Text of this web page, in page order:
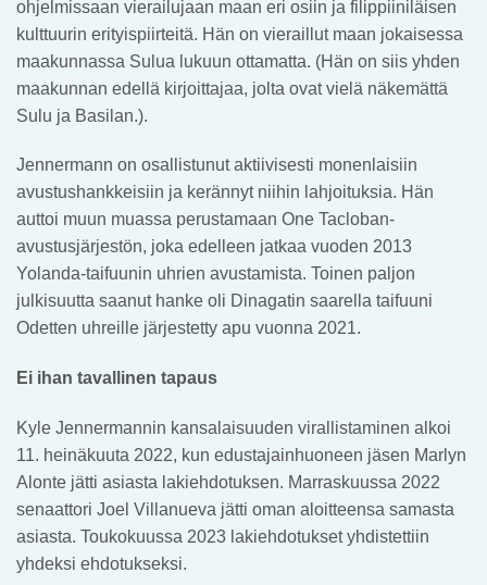
ohjelmissaan vierailujaan maan eri osiin ja filippiiniläisen
kulttuurin erityispiirteitä. Hän on vieraillut maan jokaisessa
maakunnassa Sulua lukuun ottamatta. (Hän on siis yhden
maakunnan edellä kirjoittajaa, jolta ovat vielä näkemättä
Sulu ja Basilan.).
Jennermann on osallistunut aktiivisesti monenlaisiin
avustushankkeisiin ja kerännyt niihin lahjoituksia. Hän
auttoi muun muassa perustamaan One Tacloban-
avustusjärjestön, joka edelleen jatkaa vuoden 2013
Yolanda-taifuunin uhrien avustamista. Toinen paljon
julkisuutta saanut hanke oli Dinagatin saarella taifuuni
Odetten uhreille järjestetty apu vuonna 2021.
Ei ihan tavallinen tapaus
Kyle Jennermannin kansalaisuuden virallistaminen alkoi
11. heinäkuuta 2022, kun edustajainhuoneen jäsen Marlyn
Alonte jätti asiasta lakiehdotuksen. Marraskuussa 2022
senaattori Joel Villanueva jätti oman aloitteensa samasta
asiasta. Toukokuussa 2023 lakiehdotukset yhdistettiin
yhdeksi ehdotukseksi.